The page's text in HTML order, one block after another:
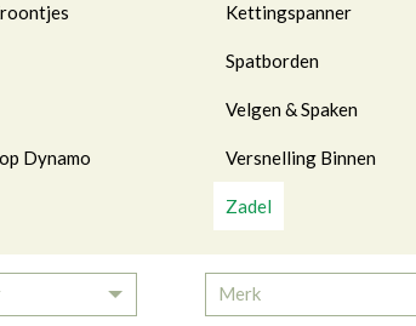
Kettingspanner
Spatborden
Velgen & Spaken
Dynamo Versnelling Binnen
Zadel
Toggle Dropdown
Merk